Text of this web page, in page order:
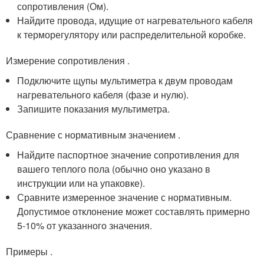
сопротивления (Ом).
Найдите провода, идущие от нагревательного кабеля
к терморегулятору или распределительной коробке.
Измерение сопротивления .
Подключите щупы мультиметра к двум проводам
нагревательного кабеля (фазе и нулю).
Запишите показания мультиметра.
Сравнение с нормативным значением .
Найдите паспортное значение сопротивления для
вашего теплого пола (обычно оно указано в
инструкции или на упаковке).
Сравните измеренное значение с нормативным.
Допустимое отклонение может составлять примерно
5-10% от указанного значения.
Примеры .